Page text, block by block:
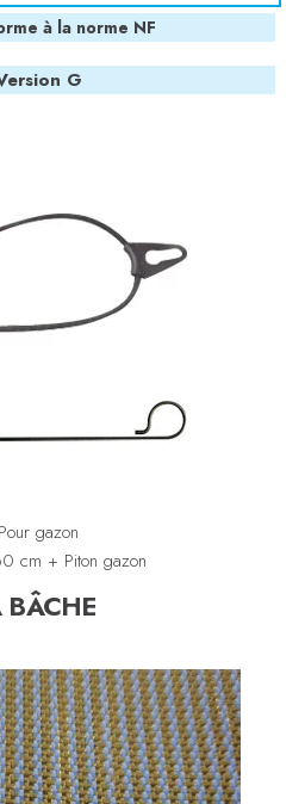
à la norme NF
G
Pour gazon
cm + Piton gazon